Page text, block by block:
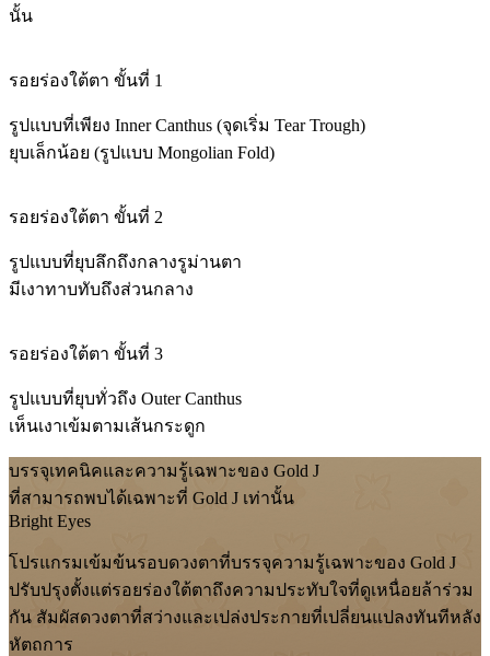
นั้น
รอยร่องใต้ตา ขั้นที่ 1
รูปแบบที่เพียง Inner Canthus (จุดเริ่ม Tear Trough)
ยุบเล็กน้อย (รูปแบบ Mongolian Fold)
รอยร่องใต้ตา ขั้นที่ 2
รูปแบบที่ยุบลึกถึงกลางรูม่านตา
มีเงาทาบทับถึงส่วนกลาง
รอยร่องใต้ตา ขั้นที่ 3
รูปแบบที่ยุบทั่วถึง Outer Canthus
เห็นเงาเข้มตามเส้นกระดูก
บรรจุเทคนิคและความรู้เฉพาะของ Gold J
ที่สามารถพบได้เฉพาะที่ Gold J เท่านั้น
Bright Eyes
โปรแกรมเข้มข้นรอบดวงตาที่บรรจุความรู้เฉพาะของ Gold J
ปรับปรุงตั้งแต่รอยร่องใต้ตาถึงความประทับใจที่ดูเหนื่อยล้าร่วม
กัน สัมผัสดวงตาที่สว่างและเปล่งประกายที่เปลี่ยนแปลงทันทีหลัง
หัตถการ